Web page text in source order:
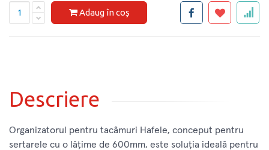
Adaug în coș
Descriere
Organizatorul pentru tacâmuri Hafele, conceput pentru
sertarele cu o lățime de 600mm, este soluția ideală pentru